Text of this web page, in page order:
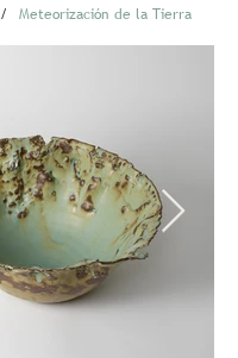
/ Meteorización de la Tierra